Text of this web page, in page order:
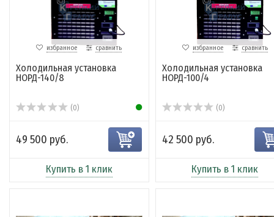
избранное сравнить
Холодильная установка
НОРД-140/8
(0)
49 500 руб.
Купить в 1 клик
избранное сравнить
Холодильная установка
НОРД-100/4
(0)
42 500 руб.
Купить в 1 клик